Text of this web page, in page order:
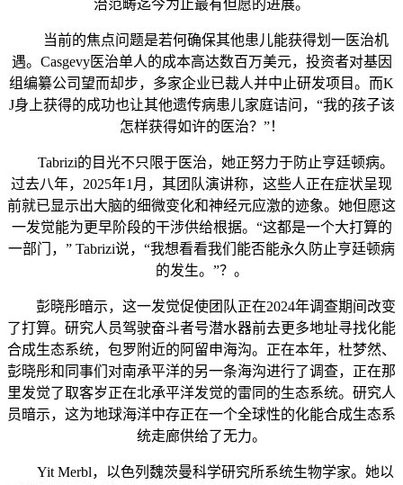
治范畴迄今为止最有但愿的进展。
当前的焦点问题是若何确保其他患儿能获得划一医治机
遇。Casgevy医治单人的成本高达数百万美元，投资者对基因
组编纂公司望而却步，多家企业已裁人并中止研发项目。而K
J身上获得的成功也让其他遗传病患儿家庭诘问，“我的孩子该
怎样获得如许的医治？”！
Tabrizi的目光不只限于医治，她正努力于防止亨廷顿病。
过去八年，2025年1月，其团队演讲称，这些人正在症状呈现
前就已显示出大脑的细微变化和神经元应激的迹象。她但愿这
一发觉能为更早阶段的干涉供给根据。“这都是一个大打算的
一部门，” Tabrizi说，“我想看看我们能否能永久防止亨廷顿病
的发生。”？。
彭晓彤暗示，这一发觉促使团队正在2024年调查期间改变
了打算。研究人员驾驶奋斗者号潜水器前去更多地址寻找化能
合成生态系统，包罗附近的阿留申海沟。正在本年，杜梦然、
彭晓彤和同事们对南承平洋的另一条海沟进行了调查，正在那
里发觉了取客岁正在北承平洋发觉的雷同的生态系统。研究人
员暗示，这为地球海洋中存正在一个全球性的化能合成生态系
统走廊供给了无力。
Yit Merbl，以色列魏茨曼科学研究所系统生物学家。她以